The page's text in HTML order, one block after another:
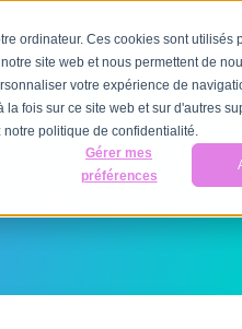
ordinateur. Ces cookies sont utilisés
site web et nous permettent de
votre expérience de
fois sur ce site web et sur d'autres
politique de confidentialité.
Gérer mes
préférences
de